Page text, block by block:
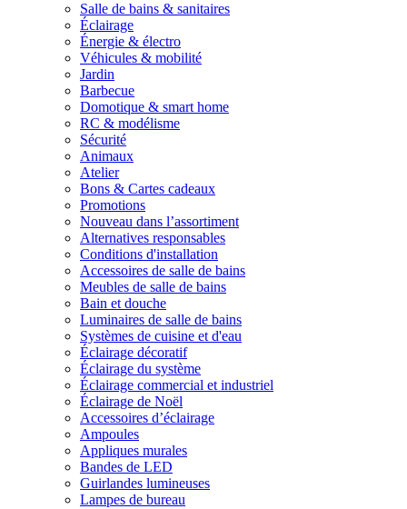
Salle de bains & sanitaires
Éclairage
Énergie & électro
Véhicules & mobilité
Jardin
Barbecue
Domotique & smart home
RC & modélisme
Sécurité
Animaux
Atelier
Bons & Cartes cadeaux
Promotions
Nouveau dans l’assortiment
Alternatives responsables
Conditions d'installation
Accessoires de salle de bains
Meubles de salle de bains
Bain et douche
Luminaires de salle de bains
Systèmes de cuisine et d'eau
Éclairage décoratif
Éclairage du système
Éclairage commercial et industriel
Éclairage de Noël
Accessoires d’éclairage
Ampoules
Appliques murales
Bandes de LED
Guirlandes lumineuses
Lampes de bureau